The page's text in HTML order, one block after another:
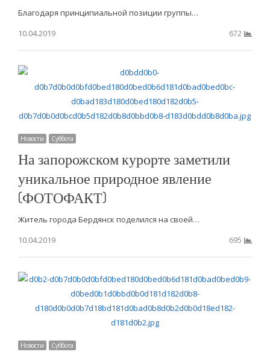
Благодаря принципиальной позиции группы…
10.04.2019
672
Новости Суббота
На запорожском курорте заметили
уникальное природное явление
(ФОТОФАКТ)
Житель города Бердянск поделился на своей…
10.04.2019
695
Новости Суббота